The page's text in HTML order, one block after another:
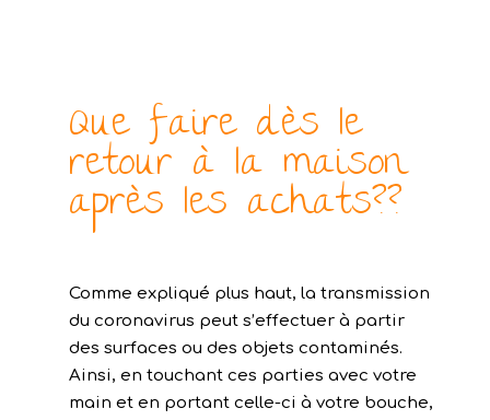
Que faire dès le
retour à la maison
après les achats??
Comme expliqué plus haut, la transmission
du coronavirus peut s’effectuer à partir
des surfaces ou des objets contaminés.
Ainsi, en touchant ces parties avec votre
main et en portant celle-ci à votre bouche,